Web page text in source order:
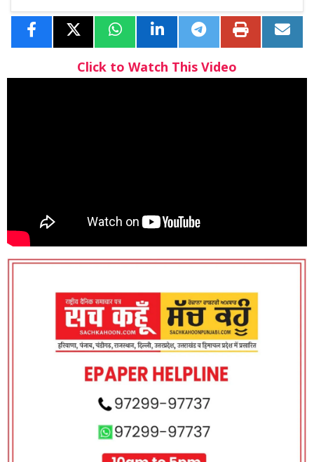
Click to Watch This Video